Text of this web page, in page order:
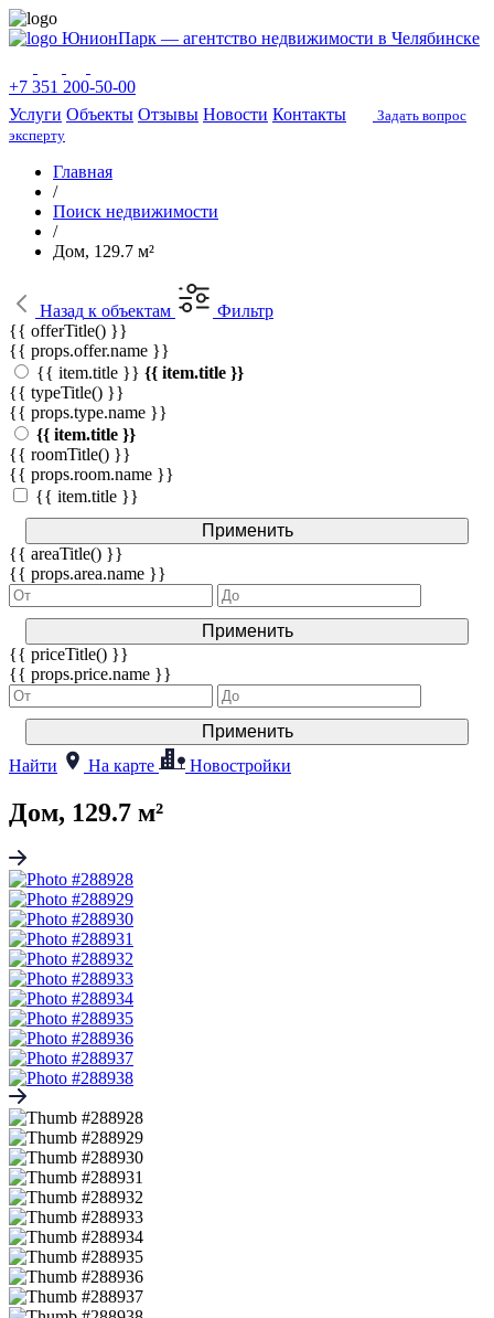
ЮнионПарк — агентство недвижимости в Челябинске
+7 351 200-50-00
Услуги Объекты Отзывы Новости Контакты
Задать вопрос
эксперту
Главная
/
Поиск недвижимости
/
Дом, 129.7 м²
Назад к объектам
Фильтр
{{ offerTitle() }}
{{ props.offer.name }}
{{ item.title }} {{ item.title }}
{{ typeTitle() }}
{{ props.type.name }}
{{ item.title }}
{{ roomTitle() }}
{{ props.room.name }}
{{ item.title }}
Применить
{{ areaTitle() }}
{{ props.area.name }}
Применить
{{ priceTitle() }}
{{ props.price.name }}
Применить
Найти
На карте Новостройки
Дом, 129.7 м²